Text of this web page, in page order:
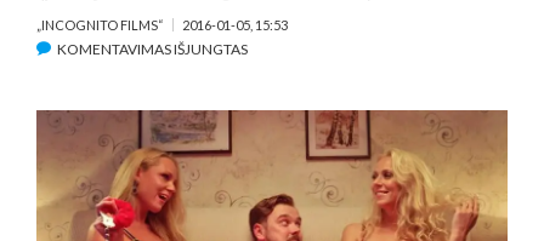
„INCOGNITO FILMS“ 2016-01-05, 15:53
KOMENTAVIMAS IŠJUNGTASĮRAŠE
KOMEDIJA
BERNIUKŲ…“
NUKARŪNAVO